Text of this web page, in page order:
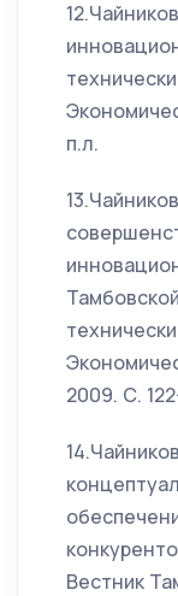
п.л.
2009. С.
Вестник